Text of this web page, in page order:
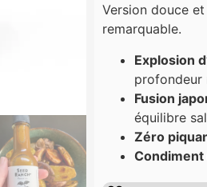
Version douce
remarquable.
Explosion
profondeur
Fusion
équilibre
Zéro